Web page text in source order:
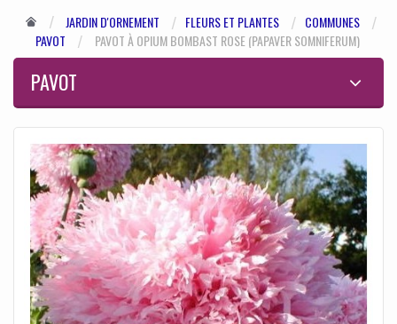
JARDIN D'ORNEMENT FLEURS ET PLANTES
COMMUNES
PAVOT
PAVOT À OPIUM BOMBAST ROSE (PAPAVER SOMNIFERUM)
PAVOT